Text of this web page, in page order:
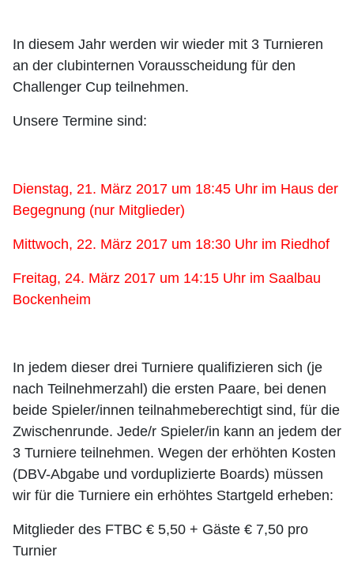
In diesem Jahr werden wir wieder mit 3 Turnieren
an der clubinternen Vorausscheidung für den
Challenger Cup teilnehmen.
Unsere Termine sind:
Dienstag, 21. März 2017 um 18:45 Uhr im Haus der
Begegnung (nur Mitglieder)
Mittwoch, 22. März 2017 um 18:30 Uhr im Riedhof
Freitag, 24. März 2017 um 14:15 Uhr im Saalbau
Bockenheim
In jedem dieser drei Turniere qualifizieren sich (je
nach Teilnehmerzahl) die ersten Paare, bei denen
beide Spieler/innen teilnahmeberechtigt sind, für die
Zwischenrunde. Jede/r Spieler/in kann an jedem der
3 Turniere teilnehmen. Wegen der erhöhten Kosten
(DBV-Abgabe und vorduplizierte Boards) müssen
wir für die Turniere ein erhöhtes Startgeld erheben:
Mitglieder des FTBC € 5,50 + Gäste € 7,50 pro
Turnier